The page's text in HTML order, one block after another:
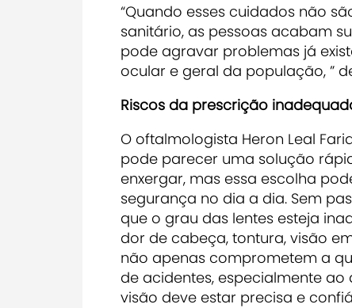
“Quando esses cuidados não
sanitário, as pessoas acabam
pode agravar problemas já
ocular e geral da população, ”
Riscos da prescrição
O oftalmologista Heron Leal
pode parecer uma solução
enxergar, mas essa escolha
segurança no dia a dia. Sem
que o grau das lentes esteja
dor de cabeça, tontura, visão
não apenas comprometem a
de acidentes, especialmente
visão deve estar precisa e